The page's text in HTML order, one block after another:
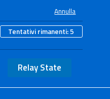
Annulla
Tentativi rimanenti:5
Relay State